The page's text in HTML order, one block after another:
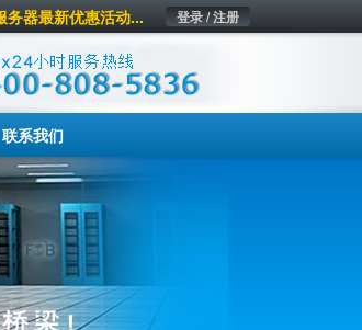
登录 / 注册
务器最新优惠活动...
联系我们